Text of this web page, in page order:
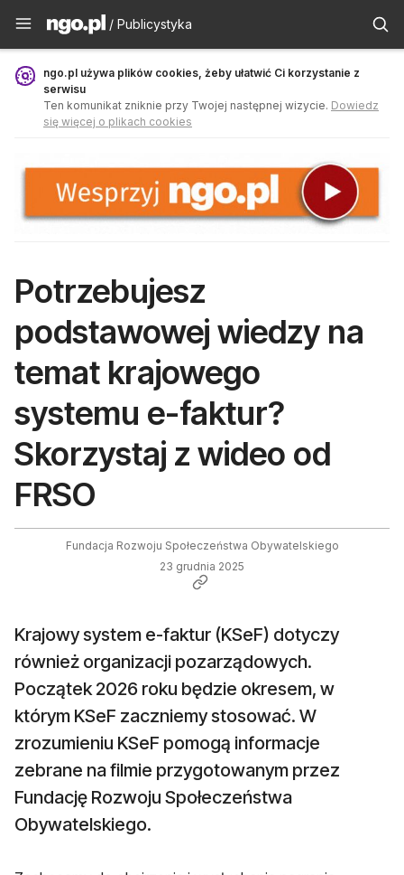
Publicystyka - ngo.pl
/ Publicystyka
ngo.pl używa plików cookies, żeby ułatwić Ci korzystanie z
serwisu
Ten komunikat zniknie przy Twojej następnej wizycie. Dowiedz
się więcej o plikach cookies
Potrzebujesz
podstawowej wiedzy na
temat krajowego
systemu e-faktur?
Skorzystaj z wideo od
FRSO
Fundacja Rozwoju Społeczeństwa Obywatelskiego
23 grudnia 2025
Krajowy system e-faktur (KSeF) dotyczy
również organizacji pozarządowych.
Początek 2026 roku będzie okresem, w
którym KSeF zaczniemy stosować. W
zrozumieniu KSeF pomogą informacje
zebrane na filmie przygotowanym przez
Fundację Rozwoju Społeczeństwa
Obywatelskiego.